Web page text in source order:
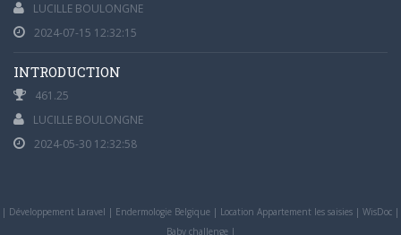
LUCILLE BOULONGNE
2024-07-15 12:32:15
INTRODUCTION
461.25
LUCILLE BOULONGNE
2024-05-30 12:32:58
| Développement Laravel | Endermologie Belgique | Location Appartement les saisies | WisDoc |
Baby challenge|